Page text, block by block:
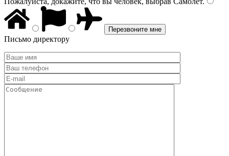
Письмо директору